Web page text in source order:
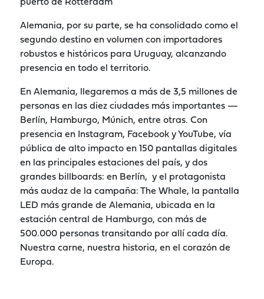
puerto de Rotterdam
Alemania, por su parte, se ha consolidado como el
segundo destino en volumen con importadores
robustos e históricos para Uruguay, alcanzando
presencia en todo el territorio.
En Alemania, llegaremos a más de 3,5 millones de
personas en las diez ciudades más importantes —
Berlín, Hamburgo, Múnich, entre otras. Con
presencia en Instagram, Facebook y YouTube, vía
pública de alto impacto en 150 pantallas digitales
en las principales estaciones del país, y dos
grandes billboards: en Berlín, y el protagonista
más audaz de la campaña: The Whale, la pantalla
LED más grande de Alemania, ubicada en la
estación central de Hamburgo, con más de
500.000 personas transitando por allí cada día.
Nuestra carne, nuestra historia, en el corazón de
Europa.